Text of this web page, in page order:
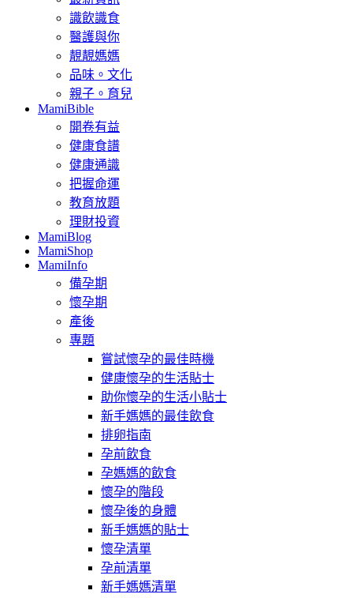
識飲識食
醫護與你
靚靚媽媽
品味。文化
親子。育兒
MamiBible
開卷有益
健康食譜
健康通識
把握命運
教育放題
理財投資
MamiBlog
MamiShop
MamiInfo
備孕期
懷孕期
產後
專題
嘗試懷孕的最佳時機
健康懷孕的生活貼士
助你懷孕的生活小貼士
新手媽媽的最佳飲食
排卵指南
孕前飲食
孕媽媽的飲食
懷孕的階段
懷孕後的身體
新手媽媽的貼士
懷孕清單
孕前清單
新手媽媽清單